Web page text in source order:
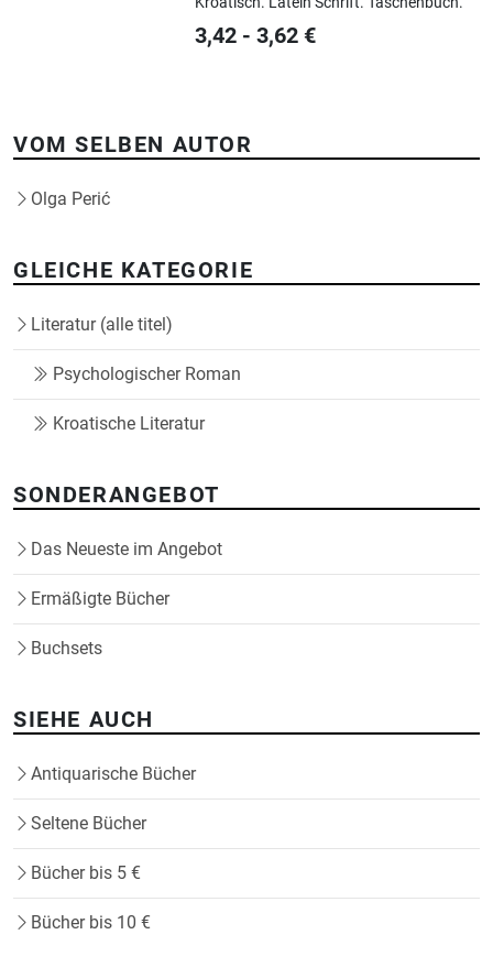
3,42 -3,62 €
VOM SELBEN AUTOR
Olga Perić
GLEICHE KATEGORIE
Literatur (alle titel)
Psychologischer Roman
Kroatische Literatur
SONDERANGEBOT
Das Neueste im Angebot
Ermäßigte Bücher
Buchsets
SIEHE AUCH
Antiquarische Bücher
Seltene Bücher
Bücher bis 5 €
Bücher bis 10 €